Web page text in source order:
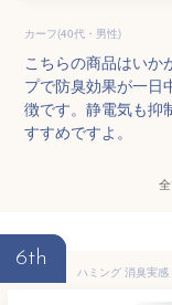
カーフ(40代・男性)
こちらの商品はいか
プで防臭効果が一日
徴です。静電気も抑
すすめですよ。
6th